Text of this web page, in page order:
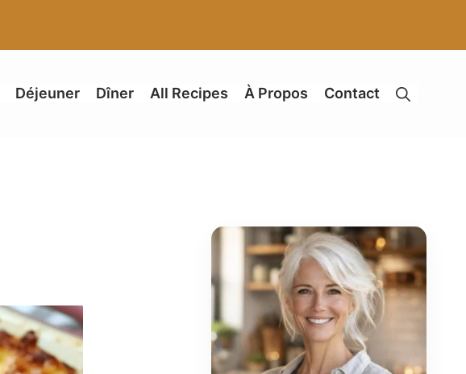
Déjeuner Dîner All Recipes À Propos Contact